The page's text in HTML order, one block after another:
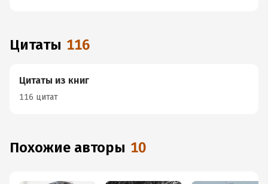
Цитаты 116
Цитаты из книг
116 цитат
Похожие авторы 10